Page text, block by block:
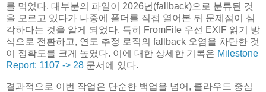
를 먹었다. 대부분의 파일이 2026년(fallback)으로 분류된 것
을 모르고 있다가 나중에 폴더를 직접 열어본 뒤 문제점이 심
각하다는 것을 알게 되었다. 특히 FromFile 우선 EXIF 읽기 방
식으로 전환하고, 연도 추정 로직의 fallback 오염을 차단한 것
이 정확도를 크게 높였다. 이에 대한 상세한 기록은 Milestone
Report: 1107 -> 28 문서에 있다.
결과적으로 이번 작업은 단순한 백업을 넘어, 클라우드 중심